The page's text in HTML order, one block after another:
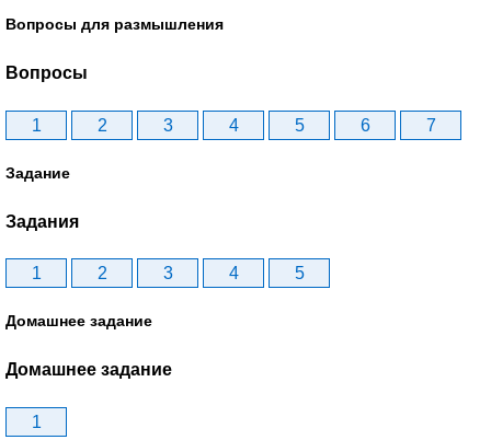
Вопросы для размышления
Вопросы
1 2 3 4 5 6 7
Задание
Задания
1 2 3 4 5
Домашнее задание
Домашнее задание
1